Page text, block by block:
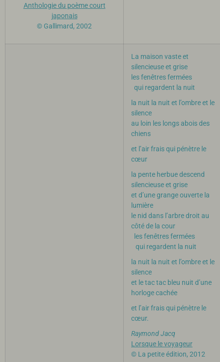
Anthologie du poème court
japonais
© Gallimard, 2002
La maison vaste et
silencieuse et grise
les fenêtres fermées
qui regardent la nuit
la nuit la nuit et l’ombre et le
silence
au loin les longs abois des
chiens
et l’air frais qui pénètre le
cœur
la pente herbue descend
silencieuse et grise
et d’une grange ouverte la
lumière
le nid dans l’arbre droit au
côté de la cour
les fenêtres fermées
qui regardent la nuit
la nuit la nuit et l’ombre et le
silence
et le tac tac bleu nuit d’une
horloge cachée
et l’air frais qui pénètre le
cœur.
Raymond Jacq
Lorsque le voyageur
© La petite édition, 2012